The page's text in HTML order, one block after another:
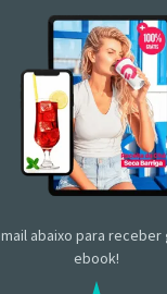
abaixo para receber
ebook!